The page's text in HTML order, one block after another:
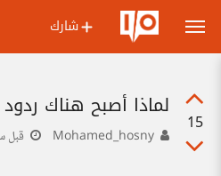
شارك
15
لماذا أصبح هناك
قبل